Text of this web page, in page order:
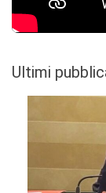
Ultimi